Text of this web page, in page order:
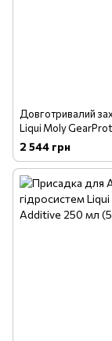
Довготривалий
Liqui Moly
2 544 грн